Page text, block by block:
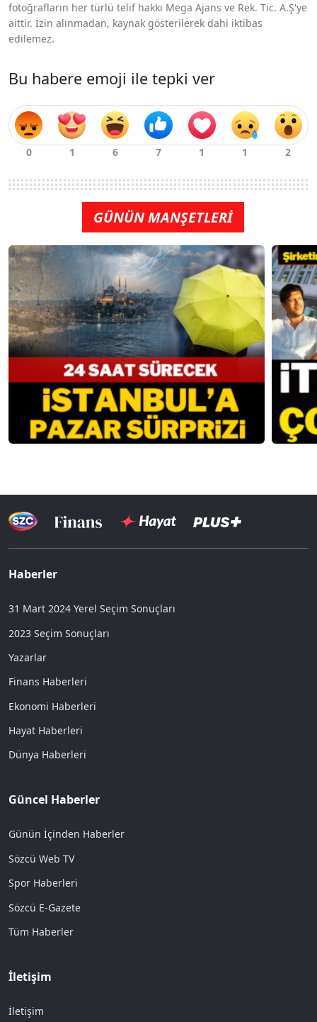
fotoğrafların her türlü telif hakkı Mega Ajans ve Rek. Tic. A.Ş'ye
aittir. İzin alınmadan, kaynak gösterilerek dahi iktibas
edilemez.
Bu habere emoji ile tepki ver
GÜNÜN MANŞETLERİ
Haberler
31 Mart 2024 Yerel Seçim Sonuçları
2023 Seçim Sonuçları
Yazarlar
Finans Haberleri
Ekonomi Haberleri
Hayat Haberleri
Dünya Haberleri
Güncel Haberler
Günün İçinden Haberler
Sözcü Web TV
Spor Haberleri
Sözcü E-Gazete
Tüm Haberler
İletişim
İletişim